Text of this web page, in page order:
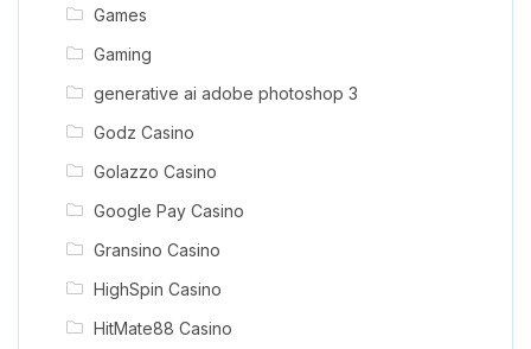
Games
Gaming
generative ai adobe photoshop 3
Godz Casino
Golazzo Casino
Google Pay Casino
Gransino Casino
HighSpin Casino
HitMate88 Casino